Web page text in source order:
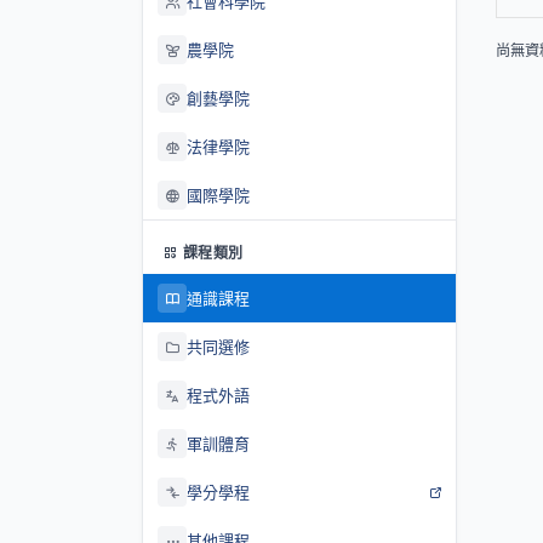
農學院
創藝學院
法律學院
國際學院
課程類別
通識課程
共同選修
程式外語
軍訓體育
學分學程
尚無資